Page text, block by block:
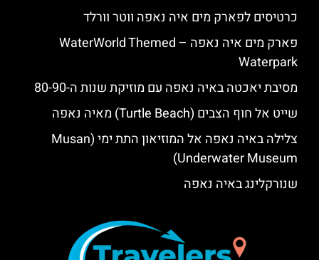
כרטיסים לפארק מים איה נאפה ווטר וורלד
פארק מים איה נאפה – ‪‪WaterWorld Themed
Waterpark‬‬
מסיבת יאכטה באיה נאפה עם מוזיקת שנות ה-80-90
שייט אל חוף הצבים (Turtle Beach) מאיה נאפה
צלילה באיה נאפה אל המוזיאון התת ימי (Musan
Underwater Museum)
שנורקלינג באיה נאפה